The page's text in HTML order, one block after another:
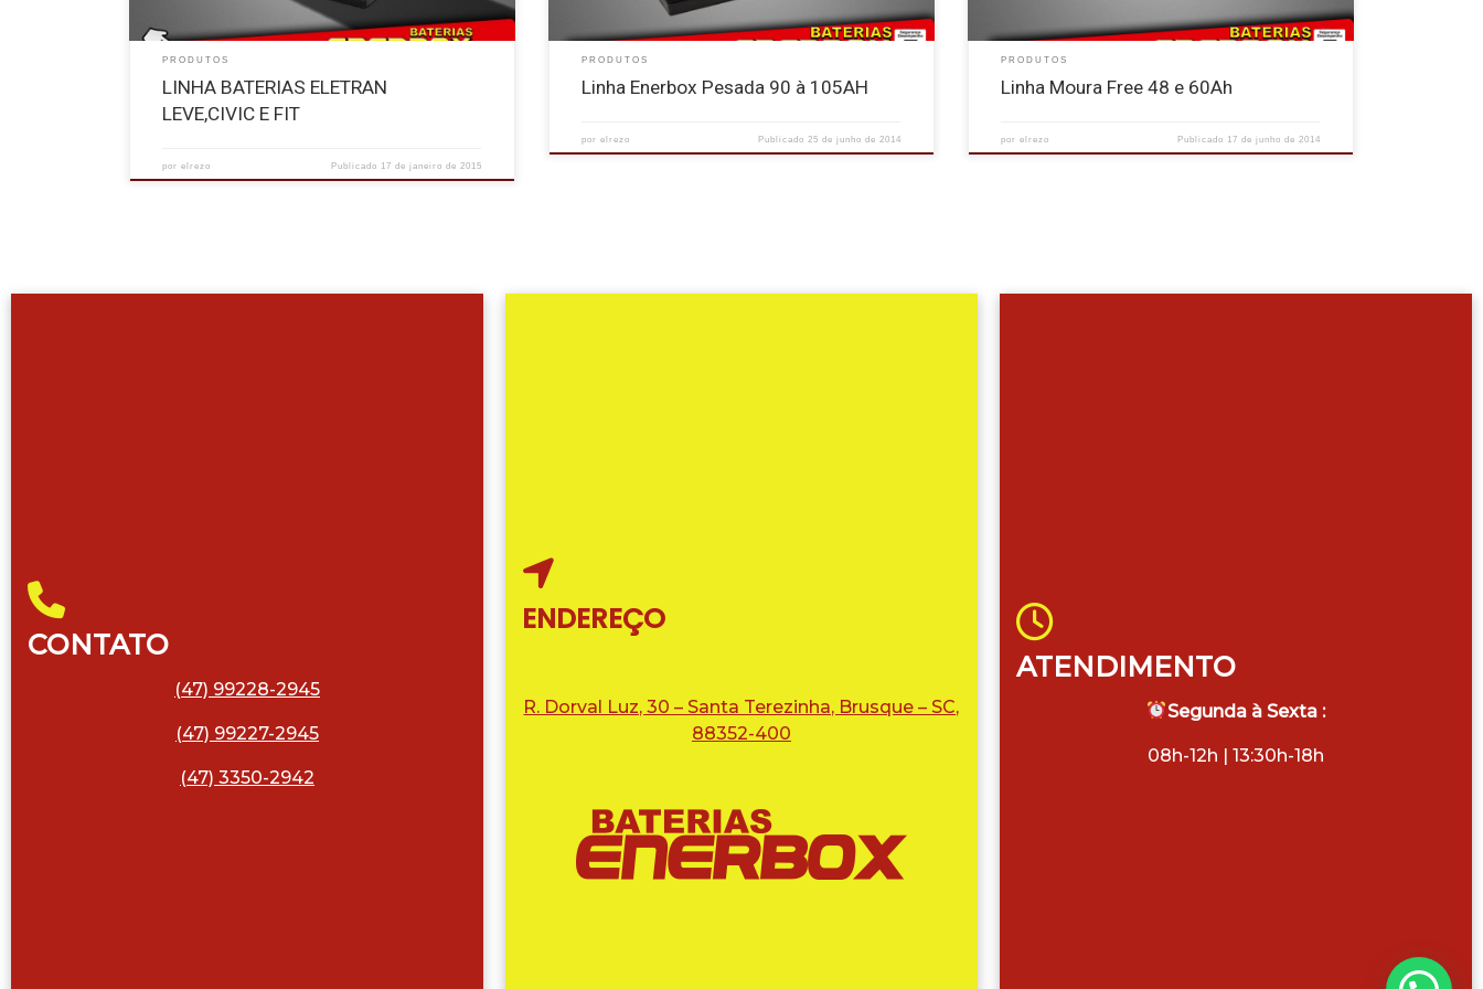
PRODUTOS
LINHA BATERIAS ELETRAN
LEVE,CIVIC E FIT
porelrezo Publicado 17 de janeiro de 2015
PRODUTOS
Linha Enerbox Pesada 90 à 105AH
porelrezo Publicado 25 de junho de 2014
PRODUTOS
Linha Moura Free 48 e 60Ah
porelrezo Publicado 17 de junho de 2014
CONTATO
(47) 99228-2945
(47) 99227-2945
(47) 3350-2942
ENDEREÇO
R. Dorval Luz, 30 – Santa Terezinha, Brusque – SC,
88352-400
ATENDIMENTO
Segunda à Sexta :
08h-12h | 13:30h-18h